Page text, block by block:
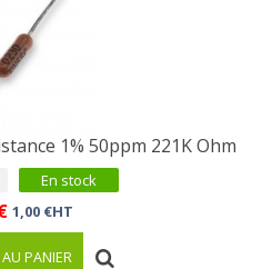
1% 50ppm 221K Ohm
En stock
1,00 €HT
PANIER